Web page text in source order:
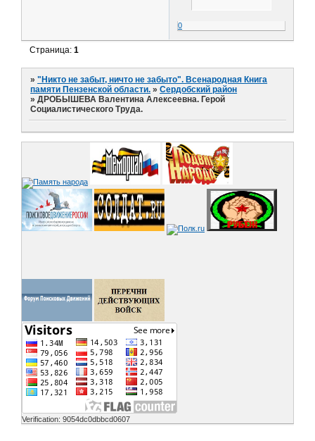
0
Страница:1
»"Никто не забыт, ничто не забыто". Всенародная Книга
памяти Пензенской области. »Сердобский район
»ДРОБЫШЕВА Валентина Алексеевна. Герой
Социалистического Труда.
Verification: 9054dc0dbbcd0607